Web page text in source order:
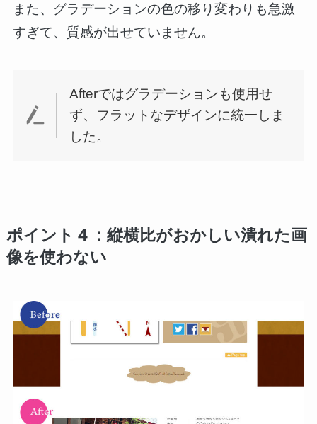
また、グラデーションの色の移り変わりも急激
すぎて、質感が出せていません。
Afterではグラデーションも使用せ
ず、フラットなデザインに統一しま
した。
ポイント４：縦横比がおかしい潰れた画
像を使わない